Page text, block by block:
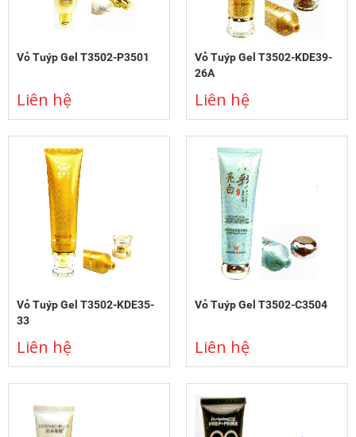
Vỏ Tuýp Gel T3502-P3501
Liên hệ
Vỏ Tuýp Gel T3502-KDE39-
26A
Liên hệ
Vỏ Tuýp Gel T3502-KDE35-
33
Liên hệ
Vỏ Tuýp Gel T3502-C3504
Liên hệ